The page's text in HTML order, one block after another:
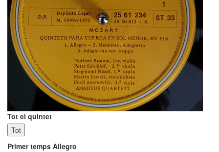
Tot el quintet
Tot
Primer temps Allegro